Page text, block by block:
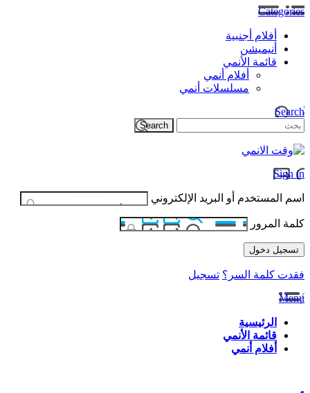
Categories
أفلام أجنبية
أنيميشن
قائمة الأنمي
أفلام أنمي
مسلسلات أنمي
Search
Sign in
اسم المستخدم أو البريد الإلكتروني
كلمة المرور
فقدت كلمة السر؟ تسجيل
Menu
الرئيسية
قائمة الأنمي
أفلام أنمي